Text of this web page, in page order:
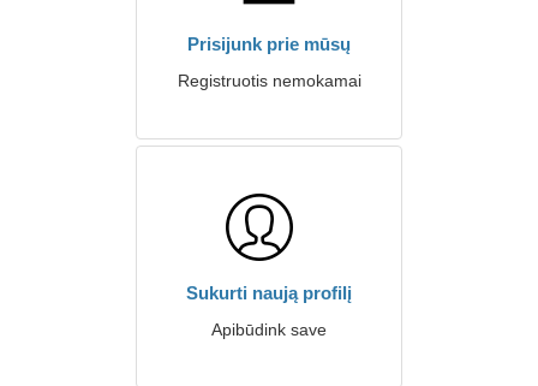
Prisijunk prie mūsų
Registruotis nemokamai
Sukurti naują profilį
Apibūdink save